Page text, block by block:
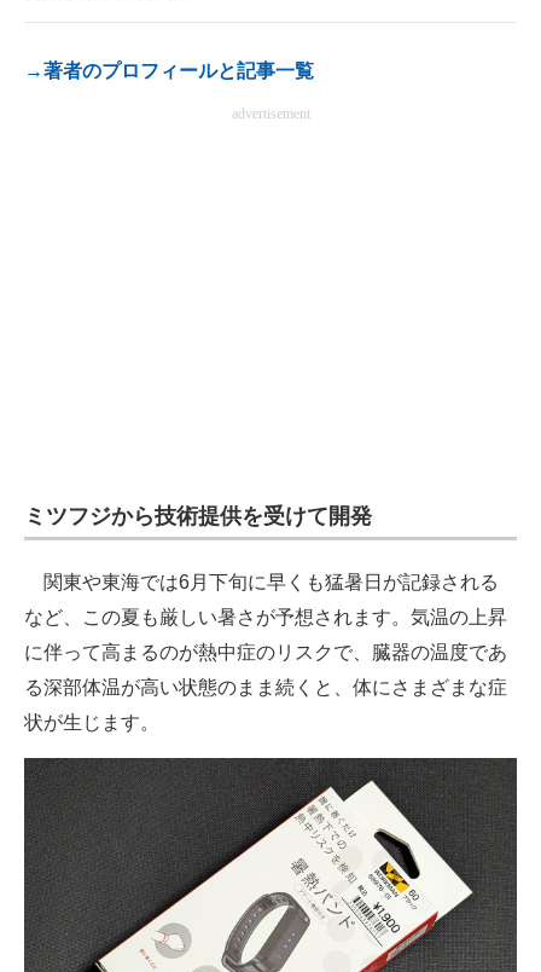
→著者のプロフィールと記事一覧
advertisement
ミツフジから技術提供を受けて開発
関東や東海では6月下旬に早くも猛暑日が記録される
など、この夏も厳しい暑さが予想されます。気温の上昇
に伴って高まるのが熱中症のリスクで、臓器の温度であ
る深部体温が高い状態のまま続くと、体にさまざまな症
状が生じます。